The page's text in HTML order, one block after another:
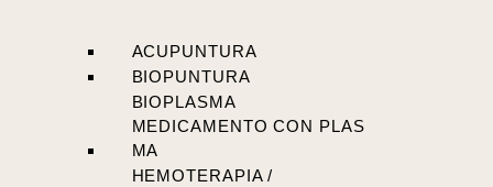
ACUPUNTURA
BIOPUNTURA
BIOPLASMA
MEDICAMENTO CON PLAS
MA
HEMOTERAPIA /